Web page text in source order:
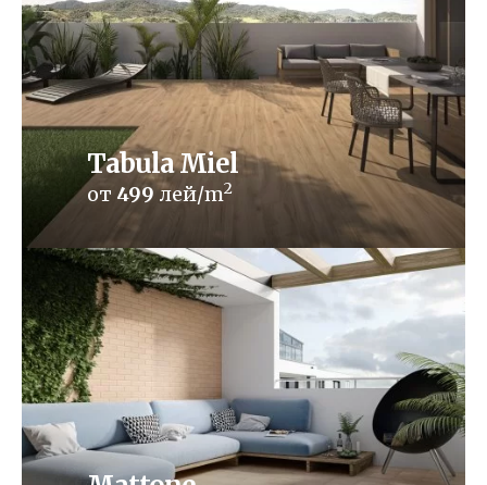
Tabula Miel
от 499лей/m2